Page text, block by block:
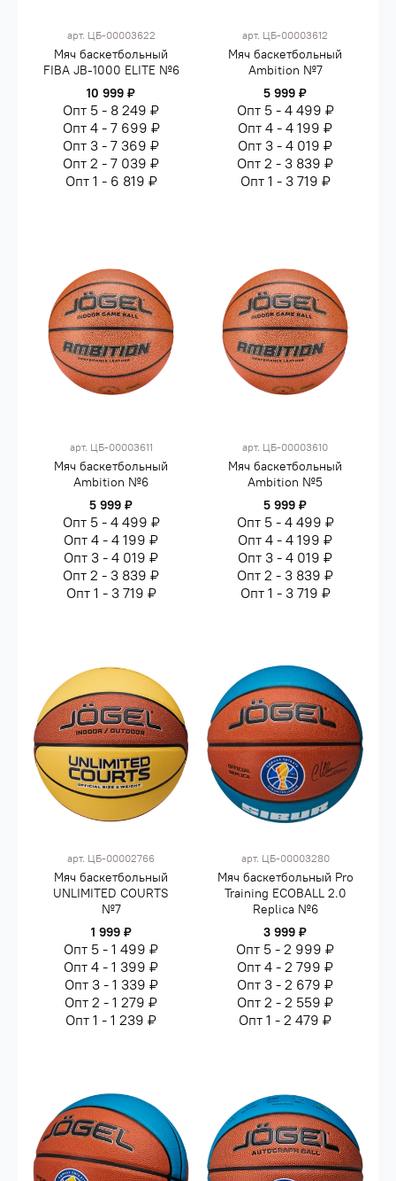
арт. ЦБ-00003622
Мяч баскетбольный
FIBA JB-1000 ELITE №6
10 999 ₽
Опт 5 - 8 249 ₽
Опт 4 - 7 699 ₽
Опт 3 - 7 369 ₽
Опт 2 - 7 039 ₽
Опт 1 - 6 819 ₽
арт. ЦБ-00003612
Мяч баскетбольный
Ambition №7
5 999 ₽
Опт 5 - 4 499 ₽
Опт 4 - 4 199 ₽
Опт 3 - 4 019 ₽
Опт 2 - 3 839 ₽
Опт 1 - 3 719 ₽
арт. ЦБ-00003611
Мяч баскетбольный
Ambition №6
5 999 ₽
Опт 5 - 4 499 ₽
Опт 4 - 4 199 ₽
Опт 3 - 4 019 ₽
Опт 2 - 3 839 ₽
Опт 1 - 3 719 ₽
арт. ЦБ-00003610
Мяч баскетбольный
Ambition №5
5 999 ₽
Опт 5 - 4 499 ₽
Опт 4 - 4 199 ₽
Опт 3 - 4 019 ₽
Опт 2 - 3 839 ₽
Опт 1 - 3 719 ₽
арт. ЦБ-00002766
Мяч баскетбольный
UNLIMITED COURTS
№7
1 999 ₽
Опт 5 - 1 499 ₽
Опт 4 - 1 399 ₽
Опт 3 - 1 339 ₽
Опт 2 - 1 279 ₽
Опт 1 - 1 239 ₽
арт. ЦБ-00003280
Мяч баскетбольный Pro
Training ECOBALL 2.0
Replica №6
3 999 ₽
Опт 5 - 2 999 ₽
Опт 4 - 2 799 ₽
Опт 3 - 2 679 ₽
Опт 2 - 2 559 ₽
Опт 1 - 2 479 ₽